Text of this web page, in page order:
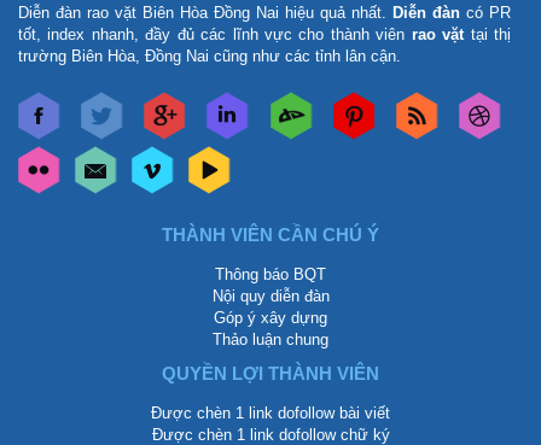
Diễn đàn rao vặt Biên Hòa Đồng Nai hiệu quả nhất. Diễn đàn có PR
tốt, index nhanh, đầy đủ các lĩnh vực cho thành viên rao vặt tại thị
trường Biên Hòa, Đồng Nai cũng như các tỉnh lân cận.
THÀNH VIÊN CẦN CHÚ Ý
Thông báo BQT
Nội quy diễn đàn
Góp ý xây dựng
Thảo luận chung
QUYỀN LỢI THÀNH VIÊN
Được chèn 1 link dofollow bài viết
Được chèn 1 link dofollow chữ ký